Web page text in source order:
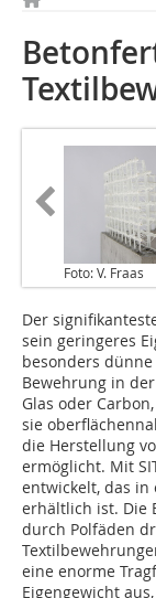
Foto: V. Fraas
Der
sein geringeres
besonders
Bewehrung in
Glas oder
sie
die Herstellung
ermöglicht. Mit
entwickelt, das in
erhältlich ist. Die
durch Polfäden
eine enorme
Eigengewicht